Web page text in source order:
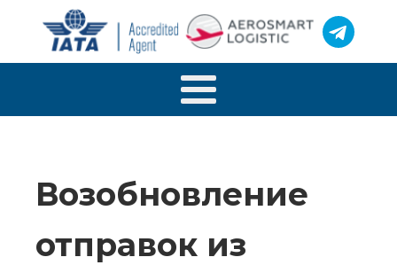
Возобновление
отправок из